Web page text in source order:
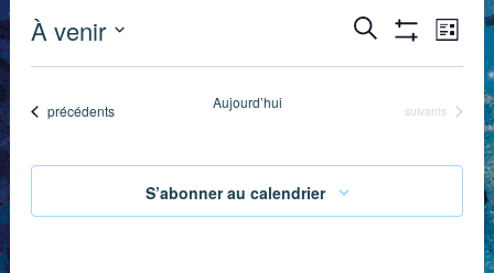
et
navigation
de
vues
Recherche
Les
de
Liste
À venir
Sélectionnez
date.
Évènements
précédents Aujourd’hui Évènements
suivants
S’abonner au calendrier